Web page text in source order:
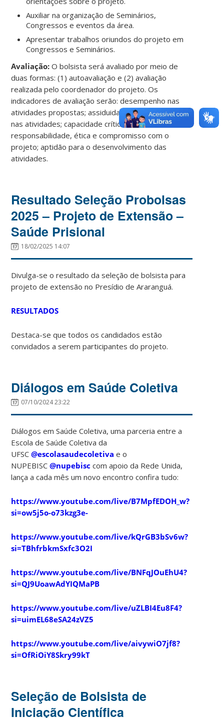
Auxiliar na organização de Seminários,
Congressos e eventos da área.
Apresentar trabalhos oriundos do projeto em
Congressos e Seminários.
Avaliação: O bolsista será avaliado por meio de
duas formas: (1) autoavaliação e (2) avaliação
realizada pelo coordenador do projeto. Os
indicadores de avaliação serão: desempenho nas
atividades propostas; assiduidade e peridiocidade
nas atividades; capacidade crítica e reflexiva;
responsabilidade, ética e compromisso com o
projeto; aptidão para o desenvolvimento das
atividades.
Resultado Seleção Probolsas
2025 – Projeto de Extensão –
Saúde Prisional
18/02/2025 14:07
Divulga-se o resultado da seleção de bolsista para
projeto de extensão no Presídio de Araranguá.
RESULTADOS
Destaca-se que todos os candidados estão
convidados a serem participantes do projeto.
Diálogos em Saúde Coletiva
07/10/2024 23:22
Diálogos em Saúde Coletiva, uma parceria entre a
Escola de Saúde Coletiva da
UFSC@escolasaudecoletiva e o
NUPEBISC@nupebisc com apoio da Rede Unida,
lança a cada mês um novo encontro confira tudo:
https://www.youtube.com/live/B7MpfEDOH_w?
si=ow5j5o-o73kzg3e-
https://www.youtube.com/live/kQrGB3bSv6w?
si=TBhfrbkmSxfc3O2I
https://www.youtube.com/live/BNFqJOuEhU4?
si=QJ9UoawAdYIQMaPB
https://www.youtube.com/live/uZLBI4Eu8F4?
si=uimEL68eSA24zVZ5
https://www.youtube.com/live/aivywiO7jf8?
si=OfRiOiY8Skry99kT
Seleção de Bolsista de
Iniciação Científica